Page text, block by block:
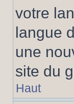
votre
langue
une
site du
Haut